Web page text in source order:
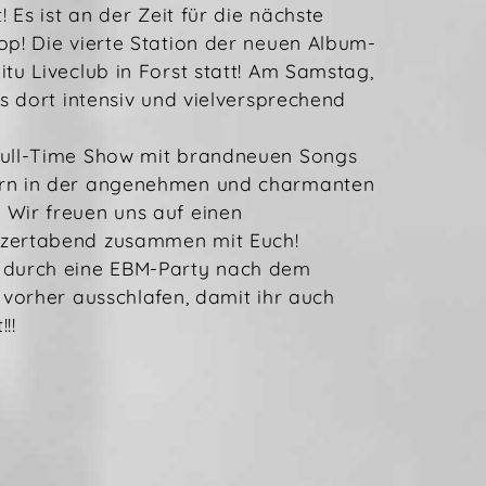
Es ist an der Zeit für die nächste
Die vierte Station der neuen Album-
Liveclub in Forst statt! Am Samstag,
dort intensiv und vielversprechend
Time Show mit brandneuen Songs
in der angenehmen und charmanten
freuen uns auf einen
zusammen mit Euch!
eine EBM-Party nach dem
ausschlafen, damit ihr auch